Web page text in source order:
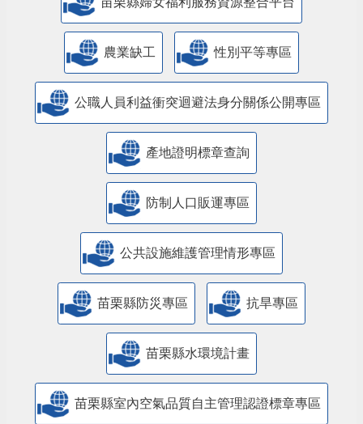
農業缺工 性別平等專區
公職人員利益衝突迴避法身分關係公開專區
產地證明標章查詢
防制人口販運專區
​公共設施維護管理情形專區
苗栗縣防災專區 抗旱專區
苗栗縣水環境計畫
苗栗縣室內空氣品質自主管理認證標章專區